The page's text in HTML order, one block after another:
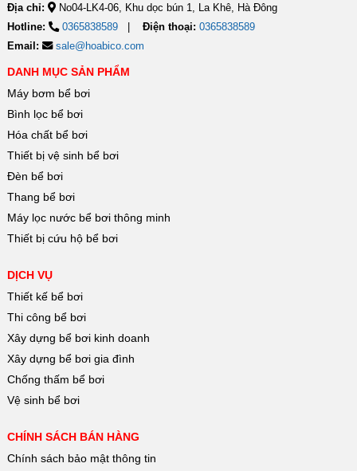
Địa chỉ:
No04-LK4-06, Khu dọc bún 1, La Khê, Hà Đông
Hotline:
0365838589 Điện thoại: 0365838589
Email:
sale@hoabico.com
DANH MỤC SẢN PHẨM
Máy bơm bể bơi
Bình lọc bể bơi
Hóa chất bể bơi
Thiết bị vệ sinh bể bơi
Đèn bể bơi
Thang bể bơi
Máy lọc nước bể bơi thông minh
Thiết bị cứu hộ bể bơi
DỊCH VỤ
Thiết kế bể bơi
Thi công bể bơi
Xây dựng bể bơi kinh doanh
Xây dựng bể bơi gia đình
Chống thấm bể bơi
Vệ sinh bể bơi
CHÍNH SÁCH BÁN HÀNG
Chính sách bảo mật thông tin